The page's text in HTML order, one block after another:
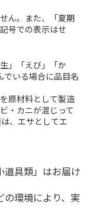
ん。また、「夏期
号での表示はせ
」「えび」「か
でいる場合に品目名
原材料として製造
・カニが混じって
、エサとしてエ
道具類」はお届け
環境により、実